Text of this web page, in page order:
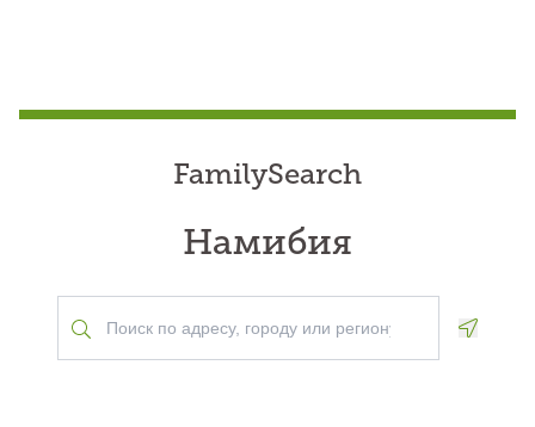
FamilySearch
Намибия